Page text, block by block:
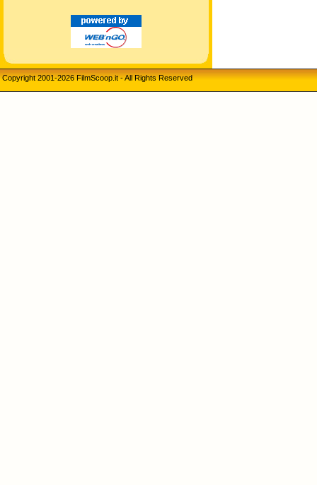
Copyright 2001-2026 FilmScoop.it - All Rights Reserved